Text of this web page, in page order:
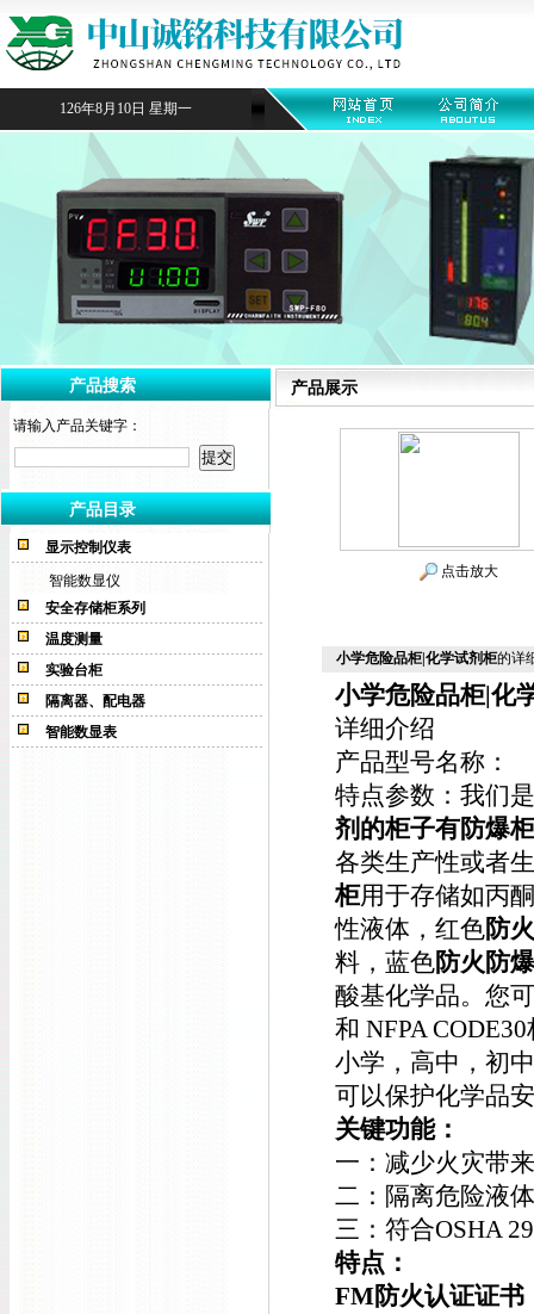
126年8月10日 星期一
产品搜索
请输入产品关键字：
产品目录
显示控制仪表
智能数显仪
安全存储柜系列
温度测量
实验台柜
隔离器、配电器
智能数显表
产品展示
点击放大
小学危险品柜|化学试剂柜的详
小学危险品柜|化
详细介绍
产品型号名称：
特点参数：我们是
剂的柜子有防爆
各类生产性或者
柜用于存储如丙
性液体，红色防
料，蓝色防火防
酸基化学品。您
和 NFPA
小学，高中，初
可以保护化学品
关键功能：
一：减少火灾带
二：隔离危险液
三：符合OSHA
特点：
FM防火认证证书